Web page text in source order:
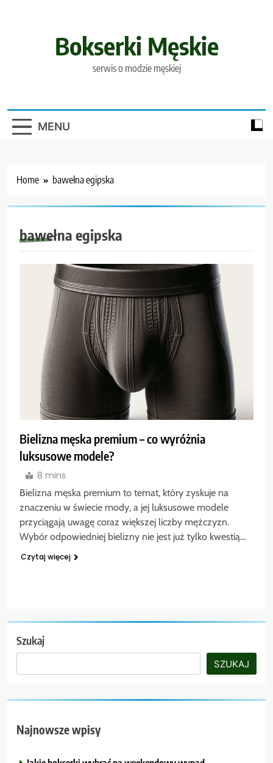
Bokserki Męskie
serwis o modzie męskiej
MENU
Home bawełna egipska
bawełna egipska
Bielizna męska premium – co wyróżnia
luksusowe modele?
8 mins
Bielizna męska premium to temat, który zyskuje na
znaczeniu w świecie mody, a jej luksusowe modele
przyciągają uwagę coraz większej liczby mężczyzn.
Wybór odpowiedniej bielizny nie jest już tylko kwestią…
Czytaj więcej
Szukaj
SZUKAJ
Najnowsze wpisy